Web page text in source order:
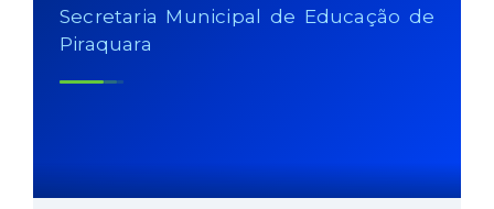
Secretaria Municipal de Educação de
Piraquara